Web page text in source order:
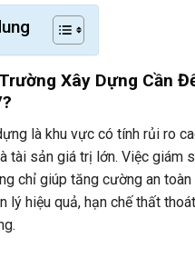
Xây Dựng Cần
là khu vực có tính rủi ro
tài sản giá trị lớn. Việc giám
chỉ giúp tăng cường an
lý hiệu quả, hạn chế thất